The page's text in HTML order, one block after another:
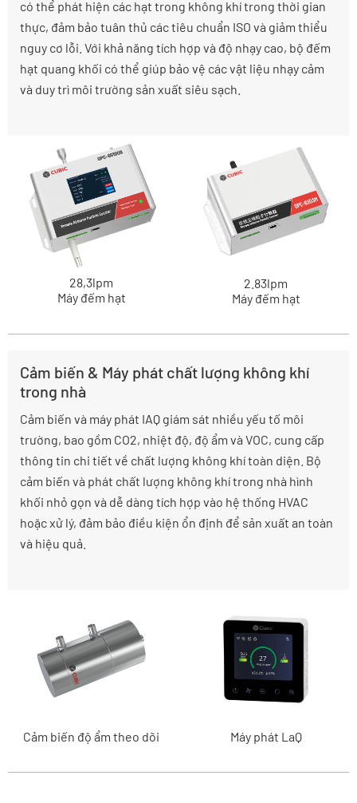
có thể phát hiện các hạt trong không khí trong thời gian
thực, đảm bảo tuân thủ các tiêu chuẩn ISO và giảm thiểu
nguy cơ lỗi. Với khả năng tích hợp và độ nhạy cao, bộ đếm
hạt quang khối có thể giúp bảo vệ các vật liệu nhạy cảm
và duy trì môi trường sản xuất siêu sạch.
28,3lpm
Máy đếm hạt
2.83lpm
Máy đếm hạt
Cảm biến & Máy phát chất lượng không khí
trong nhà
Cảm biến và máy phát IAQ giám sát nhiều yếu tố môi
trường, bao gồm CO2, nhiệt độ, độ ẩm và VOC, cung cấp
thông tin chi tiết về chất lượng không khí toàn diện. Bộ
cảm biến và phát chất lượng không khí trong nhà hình
khối nhỏ gọn và dễ dàng tích hợp vào hệ thống HVAC
hoặc xử lý, đảm bảo điều kiện ổn định để sản xuất an toàn
và hiệu quả.
Cảm biến độ ẩm theo dõi Máy phát LaQ